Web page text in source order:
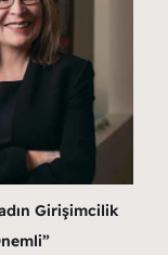
Girişimcilik